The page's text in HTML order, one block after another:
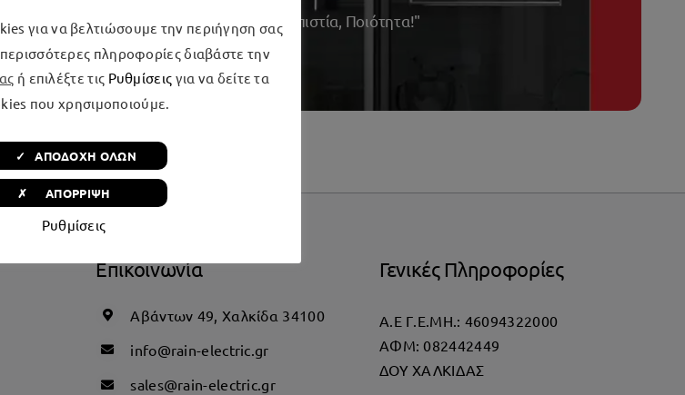
συσκευών της MORRIS. Design, Αξιοπιστία, Ποιότητα!"
Επικοινωνία
Αβάντων 49, Χαλκίδα 34100
info@rain-electric.gr
sales@rain-electric.gr
Γενικές Πληροφορίες
Α.Ε Γ.Ε.ΜΗ.: 46094322000
AΦΜ: 082442449
ΔΟΥ ΧΑΛΚΙΔΑΣ
για να βελτιώσουμε την περιήγηση σας
πληροφορίες διαβάστε την
ή επιλέξτε τις Ρυθμίσεις για να δείτε τα
που χρησιμοποιούμε.
Ρυθμίσεις
✓ ΑΠΟΔΟΧΗ ΟΛΩΝ
✗ ΑΠΟΡΡΙΨΗ